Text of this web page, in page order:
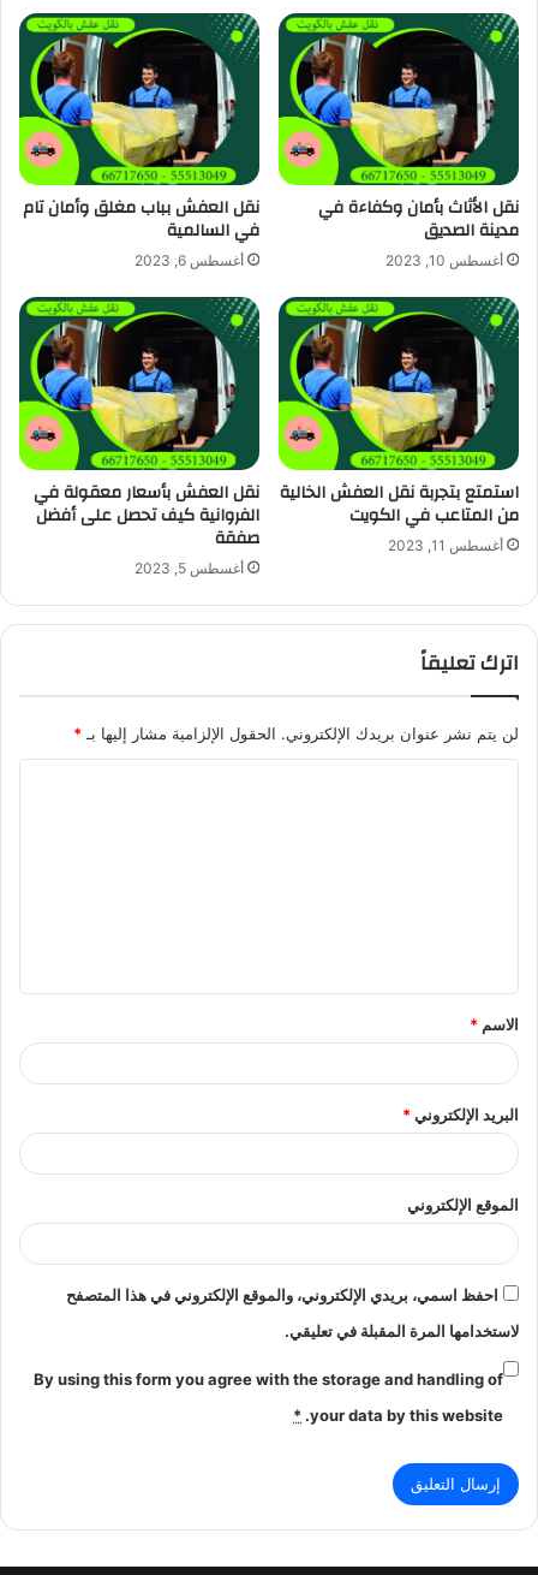
نقل الأثاث بأمان وكفاءة في
مدينة الصديق
أغسطس 10, 2023
نقل العفش بباب مغلق وأمان تام
في السالمية
أغسطس 6, 2023
استمتع بتجربة نقل العفش الخالية
من المتاعب في الكويت
أغسطس 11, 2023
نقل العفش بأسعار معقولة في
الفروانية كيف تحصل على أفضل
صفقة
أغسطس 5, 2023
اترك تعليقاً
لن يتم نشر عنوان بريدك الإلكتروني. الحقول الإلزامية مشار إليها بـ*
ق
*
الاسم *
البريد الإلكتروني*
الموقع الإلكتروني
احفظ اسمي، بريدي الإلكتروني، والموقع الإلكتروني في هذا المتصفح
لاستخدامها المرة المقبلة في تعليقي.
By using this form you agree with the storage and handling of
your data by this website.
*